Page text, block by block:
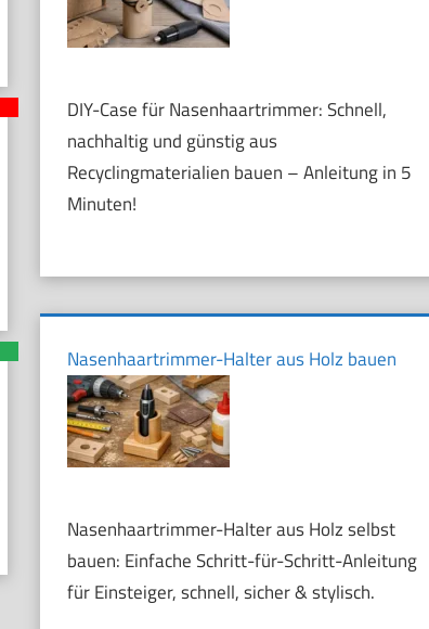
DIY-Case für Nasenhaartrimmer: Schnell,
nachhaltig und günstig aus
Recyclingmaterialien bauen – Anleitung in 5
Minuten!
Nasenhaartrimmer-Halter aus Holz bauen
Nasenhaartrimmer-Halter aus Holz selbst
bauen: Einfache Schritt-für-Schritt-Anleitung
für Einsteiger, schnell, sicher & stylisch.